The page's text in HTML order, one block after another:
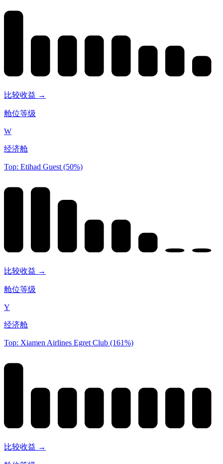
比较收益 →
舱位等级
W
经济舱
Top: Etihad Guest (50%)
比较收益 →
舱位等级
Y
经济舱
Top: Xiamen Airlines Egret Club (161%)
比较收益 →